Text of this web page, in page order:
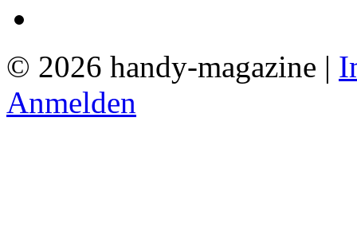
© 2026 handy-magazine |
Anmelden